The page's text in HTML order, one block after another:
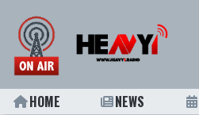
HOME NEWS